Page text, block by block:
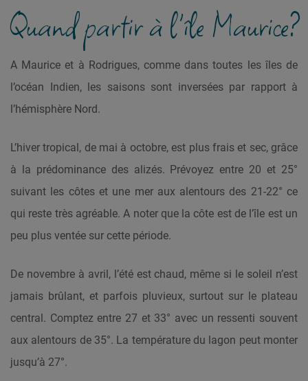
Quand partir à l'île Maurice?
A Maurice et à Rodrigues, comme dans toutes les îles de
l’océan Indien, les saisons sont inversées par rapport à
l’hémisphère Nord.
L’hiver tropical, de mai à octobre, est plus frais et sec, grâce
à la prédominance des alizés. Prévoyez entre 20 et 25°
suivant les côtes et une mer aux alentours des 21-22° ce
qui reste très agréable. A noter que la côte est de l’île est un
peu plus ventée sur cette période.
De novembre à avril, l’été est chaud, même si le soleil n’est
jamais brûlant, et parfois pluvieux, surtout sur le plateau
central. Comptez entre 27 et 33° avec un ressenti souvent
aux alentours de 35°. La température du lagon peut monter
jusqu’à 27°.